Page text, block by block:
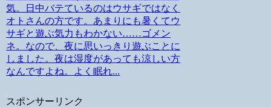
気。日中バテているのはウサギではなく
オトさんの方です。あまりにも暑くてウ
サギと遊ぶ気力もわかない……ゴメン
ネ。なので、夜に思いっきり遊ぶことに
しました。夜は湿度があっても涼しい方
なんですよね。よく眠れ...
スポンサーリンク